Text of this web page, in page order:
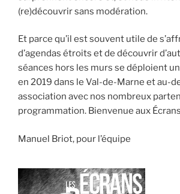
(re)découvrir sans modération.
Et parce qu’il est souvent utile de
d’agendas étroits et de découvrir
séances hors les murs se déploient
en 2019 dans le Val-de-Marne et au-
association avec nos nombreux
programmation. Bienvenue aux
Manuel Briot, pour l’équipe